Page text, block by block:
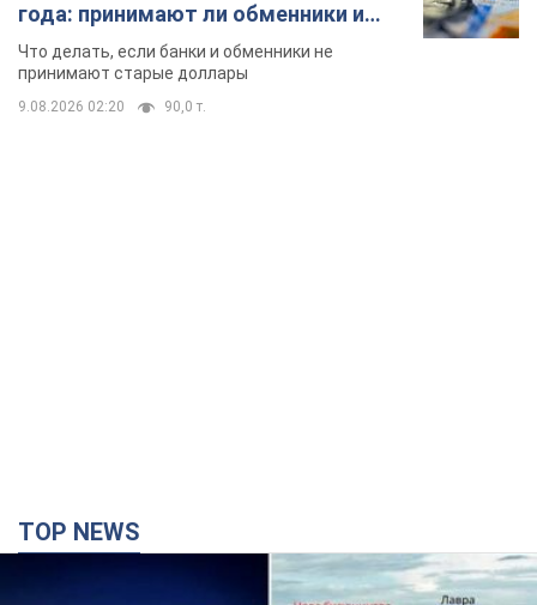
года: принимают ли обменники и
банки такие купюры
Что делать, если банки и обменники не
принимают старые доллары
9.08.2026 02:20 90,0 т.
TOP NEWS